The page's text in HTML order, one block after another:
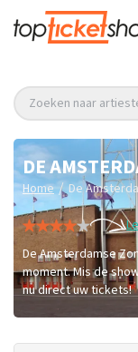
Zoeken naar
DE
Home / De
De Amsterdamse
moment. Mis de
nu direct uw tickets!